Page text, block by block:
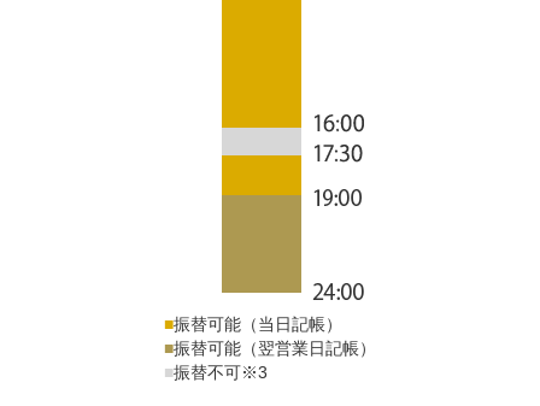
■振替可能（当日記帳）
■振替可能（翌営業日記帳）
■振替不可※3